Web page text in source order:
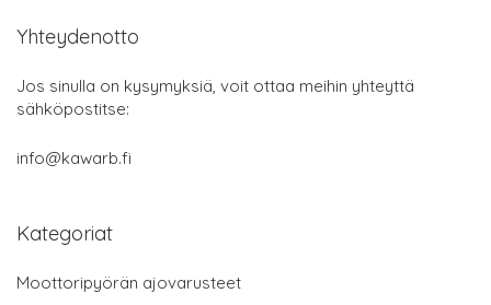
Yhteydenotto
Jos sinulla on kysymyksiä, voit ottaa meihin yhteyttä
sähköpostitse:
info@kawarb.fi
Kategoriat
Moottoripyörän ajovarusteet